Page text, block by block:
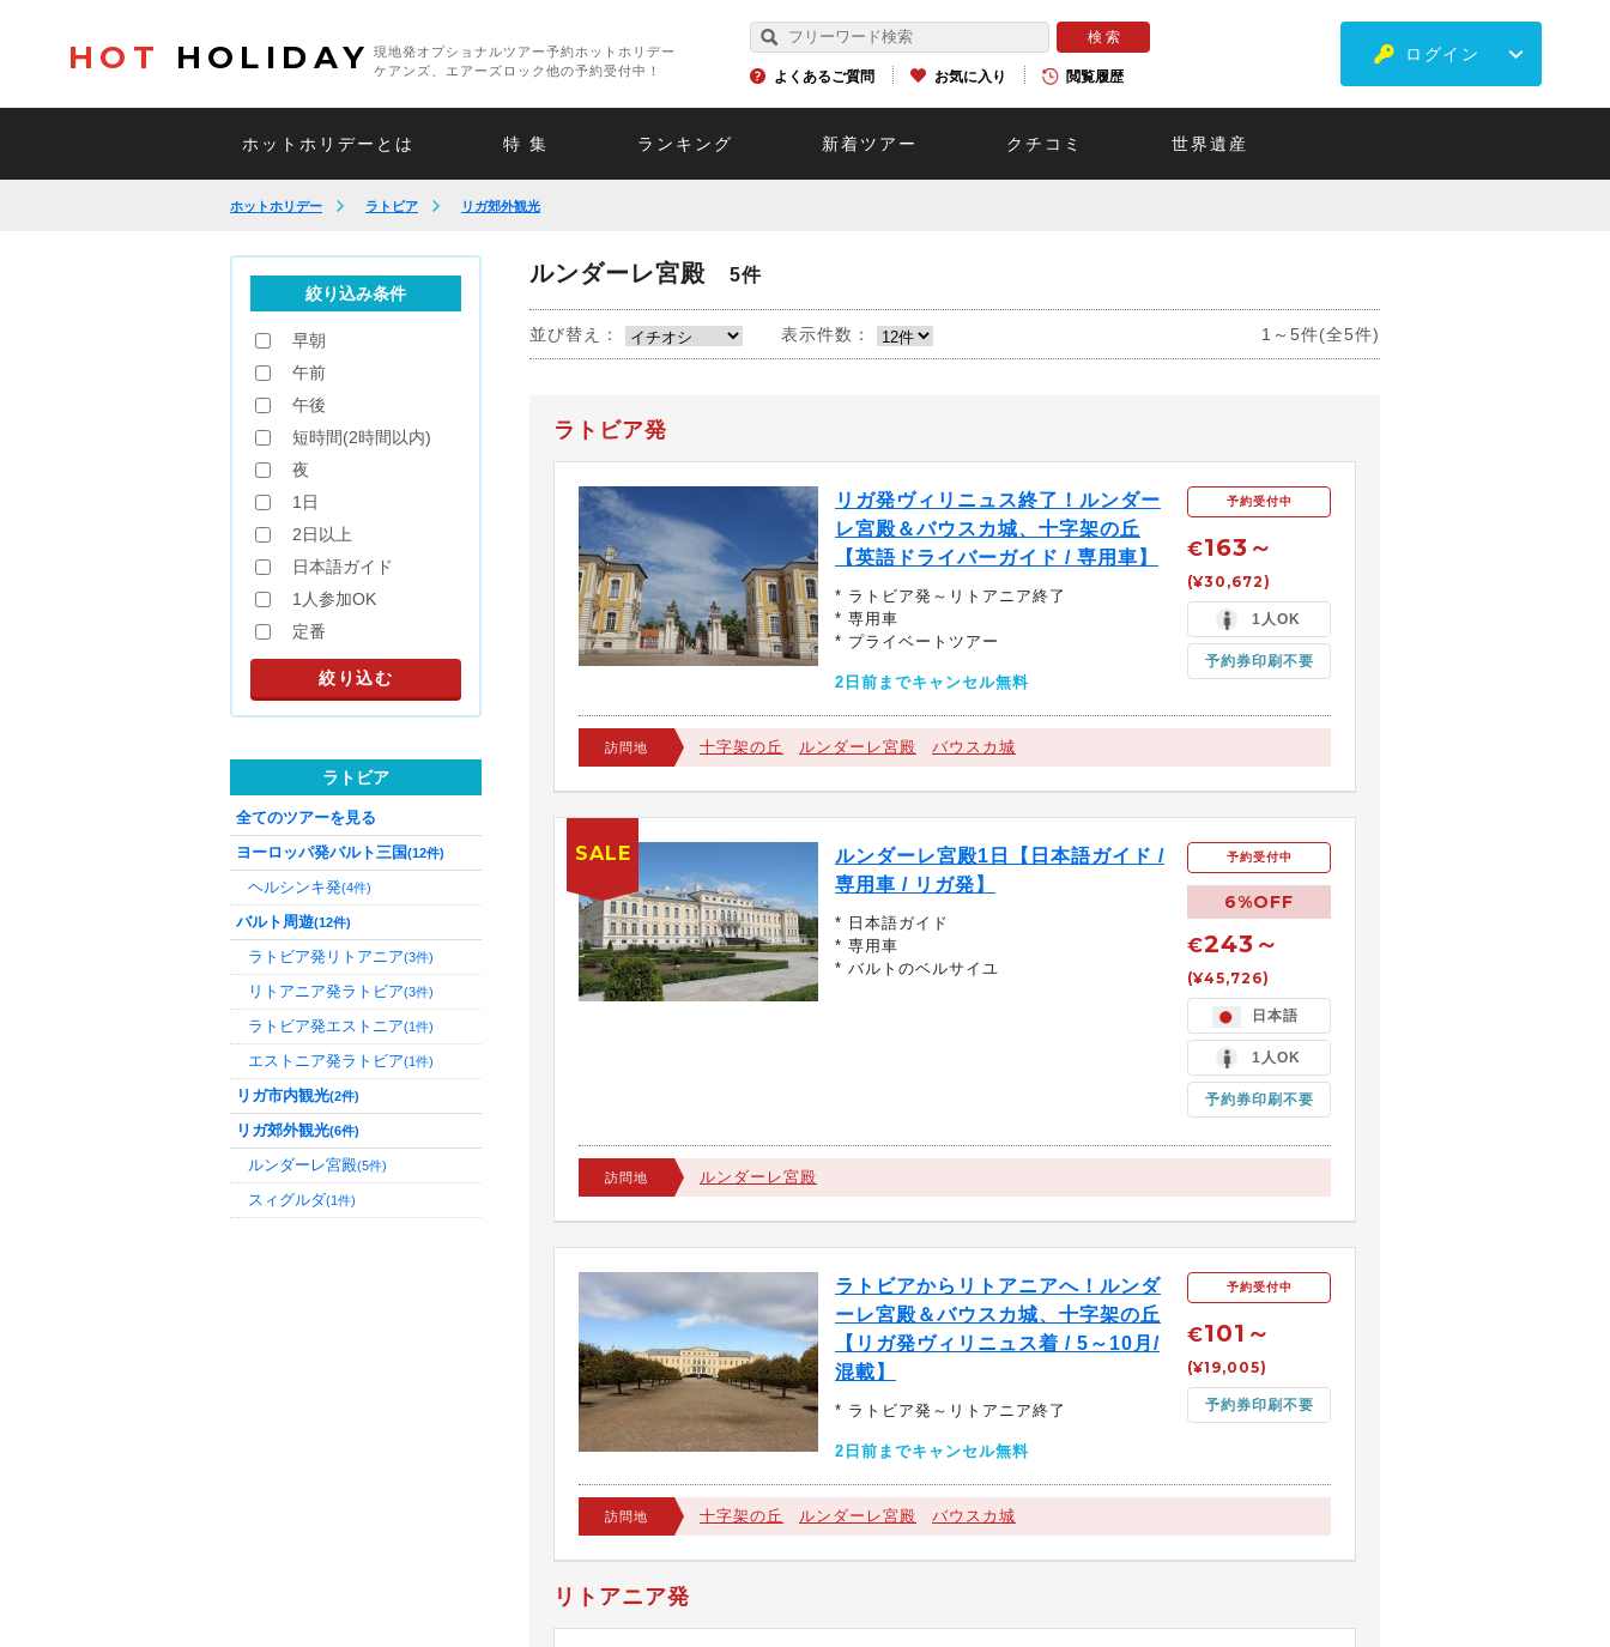
HOT HOLIDAY
現地発オプショナルツアー予約ホットホリデー
ケアンズ、エアーズロック他の予約受付中！
よくあるご質問 お気に入り 閲覧履歴
ログイン
ホットホリデーとは 特 集 ランキング 新着ツアー クチコミ 世界遺産
ホットホリデー ラトビア リガ郊外観光
ルンダーレ宮殿 5件
並び替え： 表示件数： 1～5件(全5件)
ラトビア発
リガ発ヴィリニュス終了！ルンダー
レ宮殿＆バウスカ城、十字架の丘
【英語ドライバーガイド / 専用車】
* ラトビア発～リトアニア終了
* 専用車
* プライベートツアー
2日前までキャンセル無料
予約受付中
€163～
(¥30,672)
1人OK
予約券印刷不要
訪問地 十字架の丘 ルンダーレ宮殿 バウスカ城
ルンダーレ宮殿1日【日本語ガイド /
専用車 / リガ発】
* 日本語ガイド
* 専用車
* バルトのベルサイユ
予約受付中
6%OFF
€243～
(¥45,726)
日本語
1人OK
予約券印刷不要
訪問地 ルンダーレ宮殿
SALE
ラトビアからリトアニアへ！ルンダ
ーレ宮殿＆バウスカ城、十字架の丘
【リガ発ヴィリニュス着 / 5～10月/
混載】
* ラトビア発～リトアニア終了
2日前までキャンセル無料
予約受付中
€101～
(¥19,005)
予約券印刷不要
訪問地 十字架の丘 ルンダーレ宮殿 バウスカ城
リトアニア発
絞り込み条件
早朝
午前
午後
短時間(2時間以内)
夜
1日
2日以上
日本語ガイド
1人参加OK
定番
ラトビア
全てのツアーを見る
ヨーロッパ発バルト三国(12件)
ヘルシンキ発(4件)
バルト周遊(12件)
ラトビア発リトアニア(3件)
リトアニア発ラトビア(3件)
ラトビア発エストニア(1件)
エストニア発ラトビア(1件)
リガ市内観光(2件)
リガ郊外観光(6件)
ルンダーレ宮殿(5件)
スィグルダ(1件)